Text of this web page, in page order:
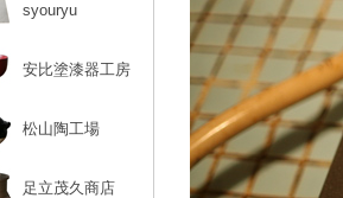
syouryu
安比塗漆器工房
松山陶工場
足立茂久商店